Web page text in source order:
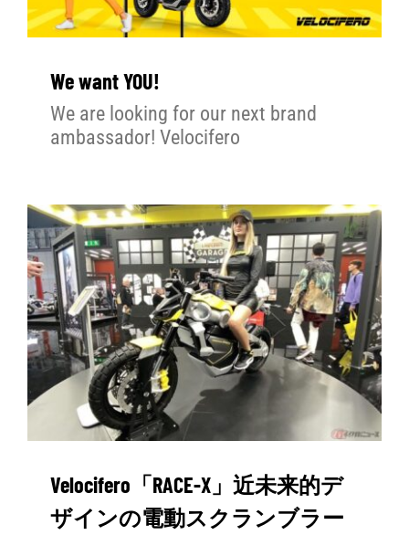
We want YOU!
We are looking for our next brand
ambassador! Velocifero
Velocifero「RACE-X」近未来的デ
ザインの電動スクランブラー